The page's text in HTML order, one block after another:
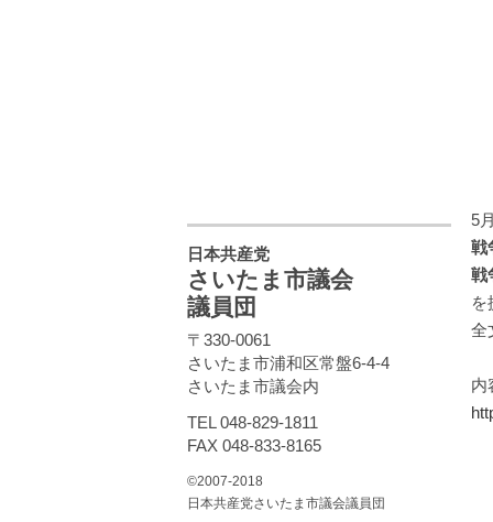
5
戦
戦
を
全
内
日本共産党
さいたま市議会
議員団
〒330-0061
さいたま市浦和区常盤6-4-4
さいたま市議会内
TEL 048-829-1811
FAX 048-833-8165
©2007-2018
日本共産党さいたま市議会議員団